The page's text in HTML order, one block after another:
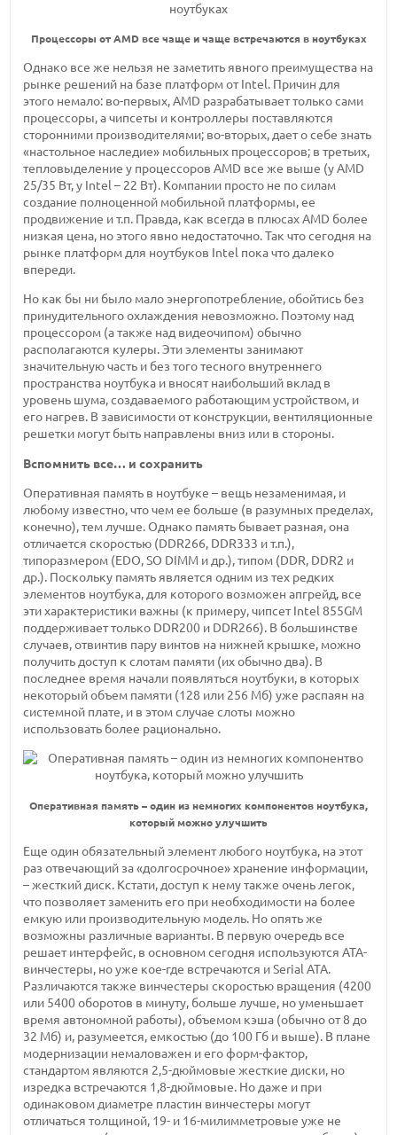
Процессоры от AMD все чаще и чаще встречаются в ноутбуках
Однако все же нельзя не заметить явного преимущества на
рынке решений на базе платформ от Intel. Причин для
этого немало: во-первых, AMD разрабатывает только сами
процессоры, а чипсеты и контроллеры поставляются
сторонними производителями; во-вторых, дает о себе знать
«настольное наследие» мобильных процессоров; в третьих,
тепловыделение у процессоров AMD все же выше (у AMD
25/35 Вт, у Intel – 22 Вт). Компании просто не по силам
создание полноценной мобильной платформы, ее
продвижение и т.п. Правда, как всегда в плюсах AMD более
низкая цена, но этого явно недостаточно. Так что сегодня на
рынке платформ для ноутбуков Intel пока что далеко
впереди.
Но как бы ни было мало энергопотребление, обойтись без
принудительного охлаждения невозможно. Поэтому над
процессором (а также над видеочипом) обычно
располагаются кулеры. Эти элементы занимают
значительную часть и без того тесного внутреннего
пространства ноутбука и вносят наибольший вклад в
уровень шума, создаваемого работающим устройством, и
его нагрев. В зависимости от конструкции, вентиляционные
решетки могут быть направлены вниз или в стороны.
Вспомнить все… и сохранить
Оперативная память в ноутбуке – вещь незаменимая, и
любому известно, что чем ее больше (в разумных пределах,
конечно), тем лучше. Однако память бывает разная, она
отличается скоростью (DDR266, DDR333 и т.п.),
типоразмером (EDO, SO DIMM и др.), типом (DDR, DDR2 и
др.). Поскольку память является одним из тех редких
элементов ноутбука, для которого возможен апгрейд, все
эти характеристики важны (к примеру, чипсет Intel 855GM
поддерживает только DDR200 и DDR266). В большинстве
случаев, отвинтив пару винтов на нижней крышке, можно
получить доступ к слотам памяти (их обычно два). В
последнее время начали появляться ноутбуки, в которых
некоторый объем памяти (128 или 256 Мб) уже распаян на
системной плате, и в этом случае слоты можно
использовать более рационально.
Оперативная память – один из немногих компонентов ноутбука,
который можно улучшить
Еще один обязательный элемент любого ноутбука, на этот
раз отвечающий за «долгосрочное» хранение информации,
– жесткий диск. Кстати, доступ к нему также очень легок,
что позволяет заменить его при необходимости на более
емкую или производительную модель. Но опять же
возможны различные варианты. В первую очередь все
решает интерфейс, в основном сегодня используются ATA-
винчестеры, но уже кое-где встречаются и Serial ATA.
Различаются также винчестеры скоростью вращения (4200
или 5400 оборотов в минуту, больше лучше, но уменьшает
время автономной работы), объемом кэша (обычно от 8 до
32 Мб) и, разумеется, емкостью (до 100 Гб и выше). В плане
модернизации немаловажен и его форм-фактор,
стандартом являются 2,5-дюймовые жесткие диски, но
изредка встречаются 1,8-дюймовые. Но даже и при
одинаковом диаметре пластин винчестеры могут
отличаться толщиной, 19- и 16-милимметровые уже не